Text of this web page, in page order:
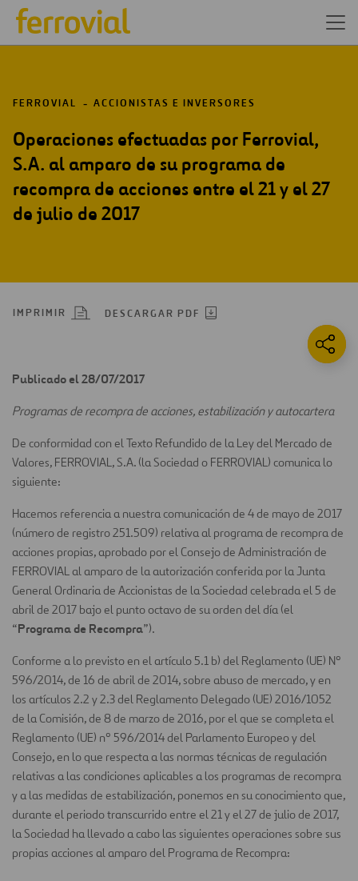
FERROVIAL ACCIONISTAS E INVERSORES
Operaciones efectuadas por Ferrovial,
S.A. al amparo de su programa de
recompra de acciones entre el 21 y el 27
de julio de 2017
IMPRIMIR DESCARGAR PDF
Publicado el 28/07/2017
Programas de recompra de acciones, estabilización y autocartera
De conformidad con el Texto Refundido de la Ley del Mercado de
Valores, FERROVIAL, S.A. (la Sociedad o FERROVIAL) comunica lo
siguiente:
Hacemos referencia a nuestra comunicación de 4 de mayo de 2017
(número de registro 251.509) relativa al programa de recompra de
acciones propias, aprobado por el Consejo de Administración de
FERROVIAL al amparo de la autorización conferida por la Junta
General Ordinaria de Accionistas de la Sociedad celebrada el 5 de
abril de 2017 bajo el punto octavo de su orden del día (el
“Programa de Recompra”).
Conforme a lo previsto en el artículo 5.1 b) del Reglamento (UE) Nº
596/2014, de 16 de abril de 2014, sobre abuso de mercado, y en
los artículos 2.2 y 2.3 del Reglamento Delegado (UE) 2016/1052
de la Comisión, de 8 de marzo de 2016, por el que se completa el
Reglamento (UE) nº 596/2014 del Parlamento Europeo y del
Consejo, en lo que respecta a las normas técnicas de regulación
relativas a las condiciones aplicables a los programas de recompra
y a las medidas de estabilización, ponemos en su conocimiento que,
durante el periodo transcurrido entre el 21 y el 27 de julio de 2017,
la Sociedad ha llevado a cabo las siguientes operaciones sobre sus
propias acciones al amparo del Programa de Recompra: